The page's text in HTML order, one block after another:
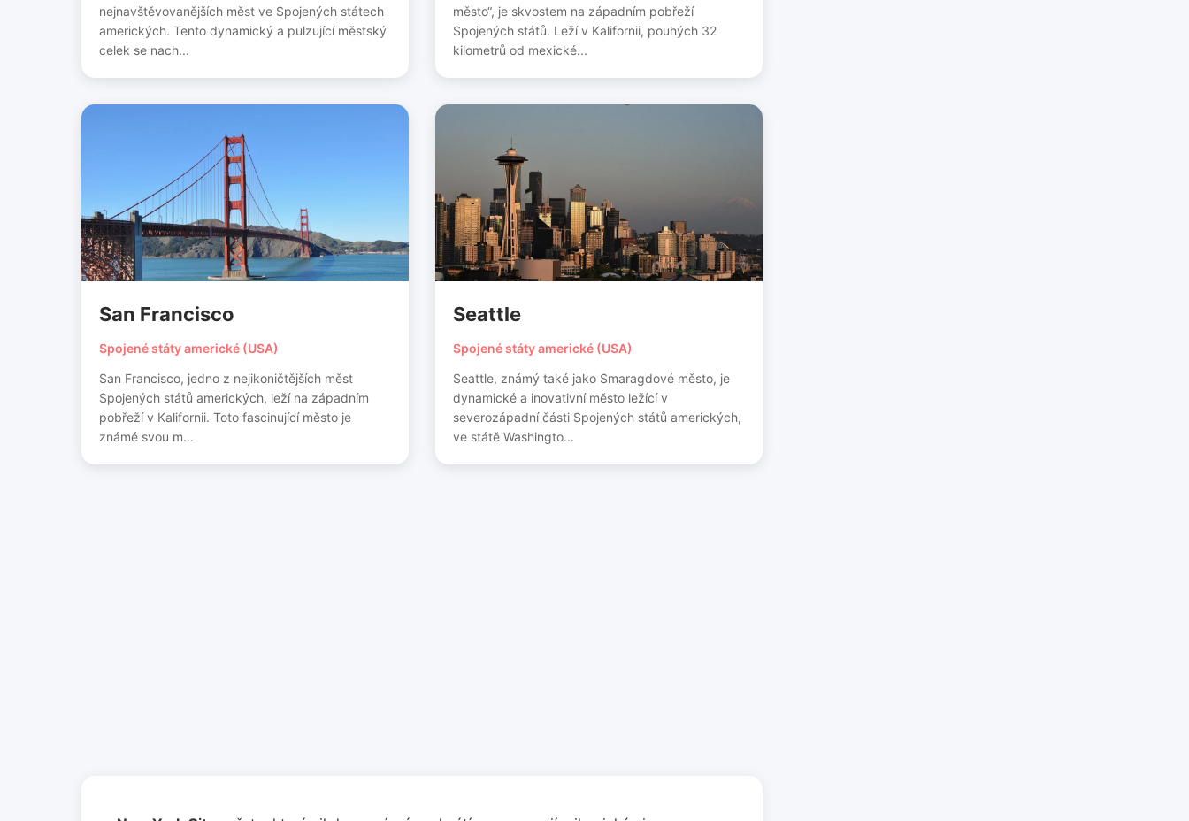
nejnavštěvovanějších měst ve Spojených státech
amerických. Tento dynamický a pulzující městský
celek se nach...
město“, je skvostem na západním pobřeží
Spojených států. Leží v Kalifornii, pouhých 32
kilometrů od mexické...
San Francisco
Spojené státy americké (USA)
San Francisco, jedno z nejikoničtějších měst
Spojených států amerických, leží na západním
pobřeží v Kalifornii. Toto fascinující město je
známé svou m...
Seattle
Spojené státy americké (USA)
Seattle, známý také jako Smaragdové město, je
dynamické a inovativní město ležící v
severozápadní části Spojených států amerických,
ve státě Washingto...